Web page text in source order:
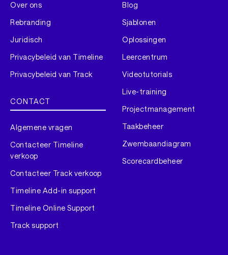
Over ons
Rebranding
Juridisch
Privacybeleid van Timeline
Privacybeleid van Track
CONTACT
Algemene vragen
Contacteer Timeline
verkoop
Contacteer Track verkoop
Timeline Add-in support
Timeline Online Support
Track support
Blog
Sjablonen
Oplossingen
Leercentrum
Videotutorials
Live-training
Projectmanagement
Taakbeheer
Zwembaandiagram
Scorecardbeheer